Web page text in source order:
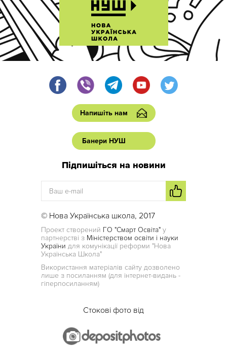
Напишіть нам
Банери НУШ
Підпишіться на новини
© Нова Українська школа, 2017
Проект створений ГО "Смарт Освіта" у
партнерстві з Міністерством освіти і науки
України для комунікації реформи "Нова
Українська Школа"
Використання матеріалів сайту дозволено
лише з посиланням (для інтернет-видань -
гіперпосиланням)
Стокові фото від